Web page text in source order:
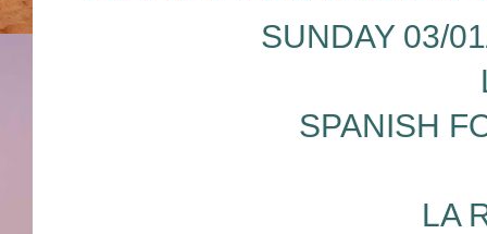
SUNDAY 03/
SPANISH
LA